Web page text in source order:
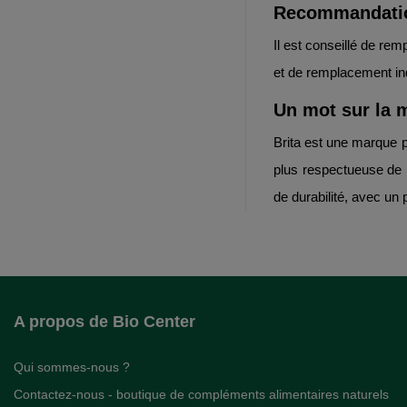
Il est conseillé de
et de remplacement
Un mot sur la
Brita est une marque
plus respectueuse de
de durabilité, avec un
A propos de Bio Center
Qui sommes-nous ?
Contactez-nous - boutique de compléments alimentaires naturels